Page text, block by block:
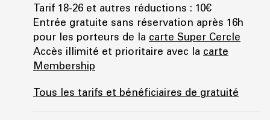
Tarif 18-26 et autres réductions : 10€
Entrée gratuite sans réservation après 16h
pour les porteurs de la carte Super Cercle
Accès illimité et prioritaire avec la carte
Membership
Tous les tarifs et bénéficiaires de gratuité